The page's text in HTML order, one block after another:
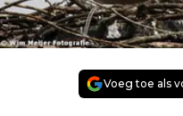
Voeg toe als